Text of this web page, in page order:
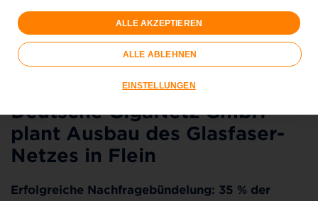
Deutsche GigaNetz GmbH
plant Ausbau des Glasfaser-
Netzes in Flein
Erfolgreiche Nachfragebündelung: 35 % der
ALLE AKZEPTIEREN
ALLE ABLEHNEN
EINSTELLUNGEN